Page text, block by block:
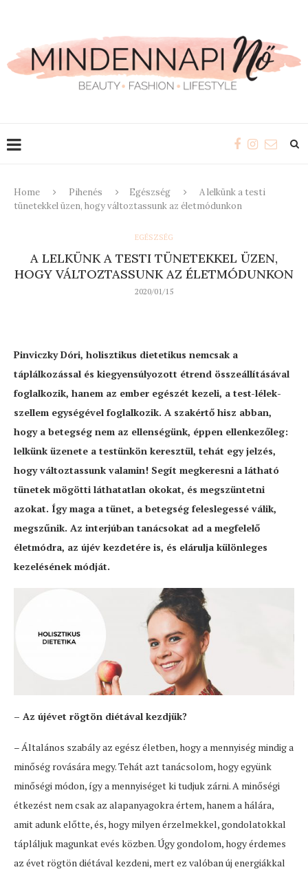
Home Pihenés Egészség
A lelkünk a testi
tünetekkel üzen, hogy változtassunk az életmódunkon
EGÉSZSÉG
A LELKÜNK A TESTI TÜNETEKKEL ÜZEN,
HOGY VÁLTOZTASSUNK AZ ÉLETMÓDUNKON
2020/01/15
Pinviczky Dóri, holisztikus dietetikus nemcsak a
táplálkozással és kiegyensúlyozott étrend összeállításával
foglalkozik, hanem az ember egészét kezeli, a test-lélek-
szellem egységével foglalkozik. A szakértő hisz abban,
hogy a betegség nem az ellenségünk, éppen ellenkezőleg:
lelkünk üzenete a testünkön keresztül, tehát egy jelzés,
hogy változtassunk valamin! Segít megkeresni a látható
tünetek mögötti láthatatlan okokat, és megszüntetni
azokat. Így maga a tünet, a betegség feleslegessé válik,
megszűnik. Az interjúban tanácsokat ad a megfelelő
életmódra, az újév kezdetére is, és elárulja különleges
kezelésének módját.
– Az újévet rögtön diétával kezdjük?
– Általános szabály az egész életben, hogy a mennyiség mindig a
minőség rovására megy. Tehát azt tanácsolom, hogy együnk
minőségi módon, így a mennyiséget ki tudjuk zárni. A minőségi
étkezést nem csak az alapanyagokra értem, hanem a hálára,
amit adunk előtte, és, hogy milyen érzelmekkel, gondolatokkal
tápláljuk magunkat evés közben. Úgy gondolom, hogy érdemes
az évet rögtön diétával kezdeni, mert ez valóban új energiákkal